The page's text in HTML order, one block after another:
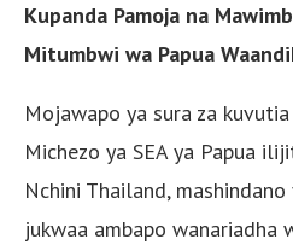
Kupanda Pamoja na
Mitumbwi wa Papua
Mojawapo ya sura za
Michezo ya SEA ya Papua
Nchini Thailand,
jukwaa ambapo wanariadha